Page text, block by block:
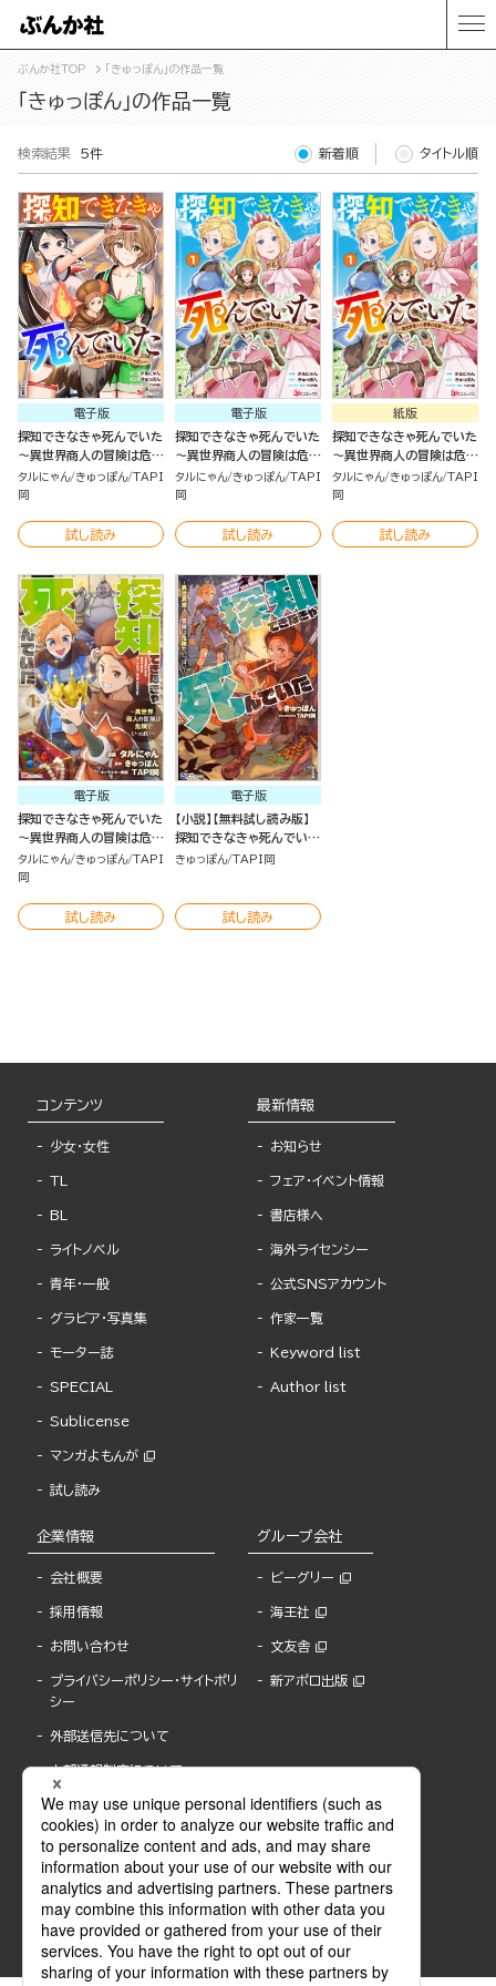
ぶんか社TOP 「きゅっぽん」の作品一覧
「きゅっぽん」の作品一覧
検索結果 5件 新着順 タイトル順
電子版
探知できなきゃ死んでいた
～異世界商人の冒険は危険
でいっぱい～ コミック版
（2）
タルにゃん きゅっぽん TAPI
岡
試し読み
電子版
探知できなきゃ死んでいた
～異世界商人の冒険は危険
でいっぱい～ （1）
タルにゃん きゅっぽん TAPI
岡
試し読み
紙版
探知できなきゃ死んでいた
～異世界商人の冒険は危険
でいっぱい～ （1）
タルにゃん きゅっぽん TAPI
岡
試し読み
電子版
探知できなきゃ死んでいた
～異世界商人の冒険は危険
でいっぱい～ コミック版
（分冊版）
タルにゃん きゅっぽん TAPI
岡
試し読み
電子版
【小説】【無料試し読み版】
探知できなきゃ死んでいた
～異世界商人の冒険は危険
きゅっぽん TAPI岡
試し読み
コンテンツ
少女・女性
TL
BL
ライトノベル
青年・一般
グラビア・写真集
モーター誌
SPECIAL
Sublicense
マンガよもんが
試し読み
最新情報
お知らせ
フェア・イベント情報
書店様へ
海外ライセンシー
公式SNSアカウント
作家一覧
Keyword list
Author list
企業情報
会社概要
採用情報
お問い合わせ
プライバシーポリシー・サイトポリ
シー
外部送信先について
内部通報制度について
グループ会社
ビーグリー
海王社
文友舎
新アポロ出版